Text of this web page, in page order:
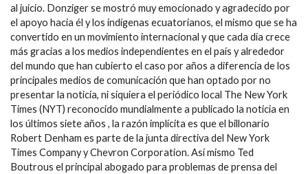
al juicio. Donziger se mostró muy emocionado y agradecido por
el apoyo hacia él y los indígenas ecuatorianos, el mismo que se ha
convertido en un movimiento internacional y que cada día crece
más gracias a los medios independientes en el país y alrededor
del mundo que han cubierto el caso por años a diferencia de los
principales medios de comunicación que han optado por no
presentar la noticia, ni siquiera el periódico local The New York
Times (NYT) reconocido mundialmente a publicado la noticia en
los últimos siete años , la razón implícita es que el billonario
Robert Denham es parte de la junta directiva del New York
Times Company y Chevron Corporation. Así mismo Ted
Boutrous el principal abogado para problemas de prensa del